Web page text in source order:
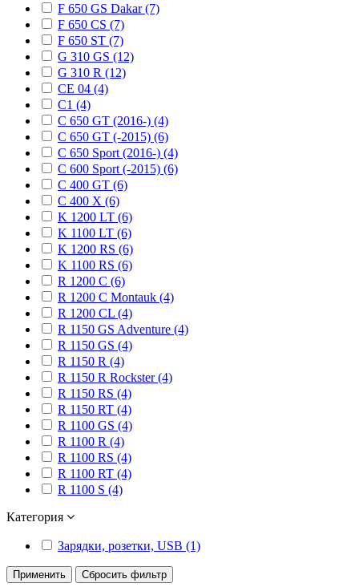
F 650 GS Dakar (7)
F 650 CS (7)
F 650 ST (7)
G 310 GS (12)
G 310 R (12)
CE 04 (4)
C1 (4)
C 650 GT (2016-) (4)
C 650 GT (-2015) (6)
C 650 Sport (2016-) (4)
C 600 Sport (-2015) (6)
C 400 GT (6)
C 400 X (6)
K 1200 LT (6)
K 1100 LT (6)
K 1200 RS (6)
K 1100 RS (6)
R 1200 C (6)
R 1200 C Montauk (4)
R 1200 CL (4)
R 1150 GS Adventure (4)
R 1150 GS (4)
R 1150 R (4)
R 1150 R Rockster (4)
R 1150 RS (4)
R 1150 RT (4)
R 1100 GS (4)
R 1100 R (4)
R 1100 RS (4)
R 1100 RT (4)
R 1100 S (4)
Категория
Зарядки, розетки, USB (1)
Применить Сбросить фильтр